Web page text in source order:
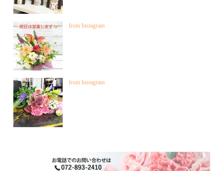
from Instagram
from Instagram